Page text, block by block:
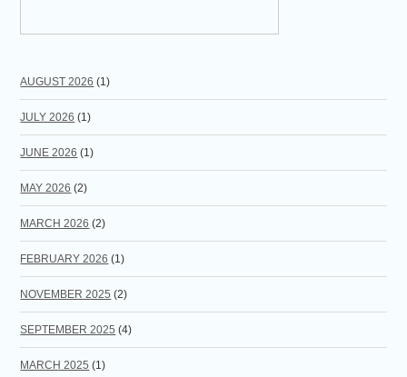
AUGUST 2026 (1)
JULY 2026 (1)
JUNE 2026 (1)
MAY 2026 (2)
MARCH 2026 (2)
FEBRUARY 2026 (1)
NOVEMBER 2025 (2)
SEPTEMBER 2025 (4)
MARCH 2025 (1)